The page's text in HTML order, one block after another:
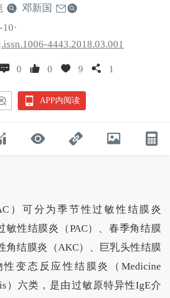
邓新国
-10·
4443.2018.03.001
0 0 9 1
APP内阅读
）可分为季节性过敏性结膜炎
敏性结膜炎（PAC）、春季角结膜
角结膜炎（AKC）、巨乳头性结膜
性变态反应性结膜炎（Medicine
）六类，是由过敏原特异性IgE介